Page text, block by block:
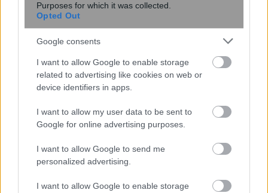
Purposes for which it was collected.
Opted Out
Google consents
I want to allow Google to enable storage
related to advertising like cookies on web or
device identifiers in apps.
I want to allow my user data to be sent to
Google for online advertising purposes.
I want to allow Google to send me
personalized advertising.
I want to allow Google to enable storage
Μυλόπουλος – Αττικό Μετρό: Δε θα
κλείσει, ούτε θα μονοδρομηθεί η Εγνατία